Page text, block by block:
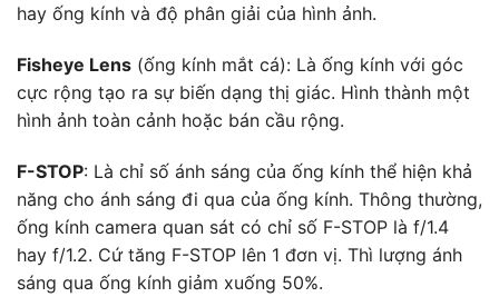
hay ống kính và độ phân giải của hình ảnh.
Fisheye Lens (ống kính mắt cá): Là ống kính với góc
cực rộng tạo ra sự biến dạng thị giác. Hình thành một
hình ảnh toàn cảnh hoặc bán cầu rộng.
F-STOP: Là chỉ số ánh sáng của ống kính thể hiện khả
năng cho ánh sáng đi qua của ống kính. Thông thường,
ống kính camera quan sát có chỉ số F-STOP là f/1.4
hay f/1.2. Cứ tăng F-STOP lên 1 đơn vị. Thì lượng ánh
sáng qua ống kính giảm xuống 50%.